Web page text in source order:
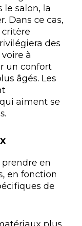
le salon, la
Dans ce cas,
critère
des
à
un confort
âgés. Les
aiment se
en
en fonction
de